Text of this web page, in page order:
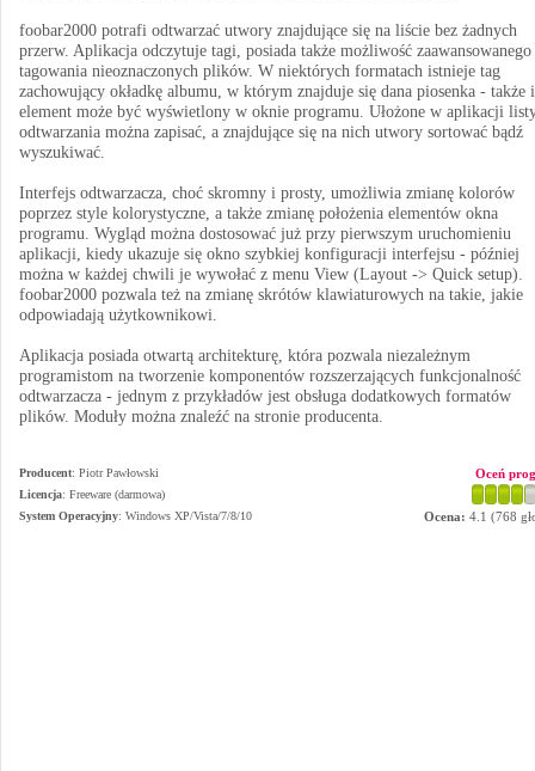
foobar2000 potrafi odtwarzać utwory znajdujące się na liście bez żadnych
przerw. Aplikacja odczytuje tagi, posiada także możliwość zaawansowanego
tagowania nieoznaczonych plików. W niektórych formatach istnieje tag
zachowujący okładkę albumu, w którym znajduje się dana piosenka - także
element może być wyświetlony w oknie programu. Ułożone w aplikacji
odtwarzania można zapisać, a znajdujące się na nich utwory sortować bądź
wyszukiwać.
Interfejs odtwarzacza, choć skromny i prosty, umożliwia zmianę kolorów
poprzez style kolorystyczne, a także zmianę położenia elementów okna
programu. Wygląd można dostosować już przy pierwszym uruchomieniu
aplikacji, kiedy ukazuje się okno szybkiej konfiguracji interfejsu - później
można w każdej chwili je wywołać z menu View (Layout -> Quick setup).
foobar2000 pozwala też na zmianę skrótów klawiaturowych na takie, jakie
odpowiadają użytkownikowi.
Aplikacja posiada otwartą architekturę, która pozwala niezależnym
programistom na tworzenie komponentów rozszerzających funkcjonalność
odtwarzacza - jednym z przykładów jest obsługa dodatkowych formatów
plików. Moduły można znaleźć na stronie producenta.
Producent: Piotr Pawłowski
Licencja: Freeware (darmowa)
System Operacyjny: Windows XP/Vista/7/8/10
Oceń
Ocena: 4.1 (768